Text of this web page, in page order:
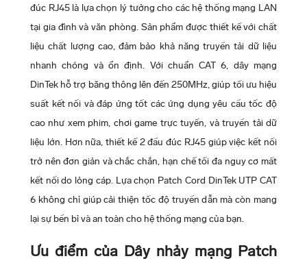
đúc RJ45 là lựa chọn lý tưởng cho các hệ thống mạng LAN
tại gia đình và văn phòng. Sản phẩm được thiết kế với chất
liệu chất lượng cao, đảm bảo khả năng truyền tải dữ liệu
nhanh chóng và ổn định. Với chuẩn CAT 6, dây mạng
DinTek hỗ trợ băng thông lên đến 250MHz, giúp tối ưu hiệu
suất kết nối và đáp ứng tốt các ứng dụng yêu cầu tốc độ
cao như xem phim, chơi game trực tuyến, và truyền tải dữ
liệu lớn. Hơn nữa, thiết kế 2 đầu đúc RJ45 giúp việc kết nối
trở nên đơn giản và chắc chắn, hạn chế tối đa nguy cơ mất
kết nối do lỏng cáp. Lựa chọn Patch Cord DinTek UTP CAT
6 không chỉ giúp cải thiện tốc độ truyền dẫn mà còn mang
lại sự bền bỉ và an toàn cho hệ thống mạng của bạn.
Ưu điểm của Dây nhảy mạng Patch